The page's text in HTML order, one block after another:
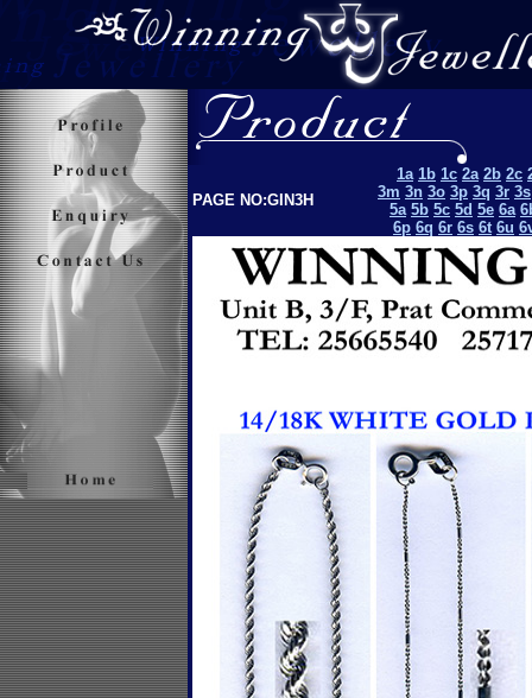
PAGE NO:GIN3H
1a 1b 1c 2a 2b 2c
3m 3n 3o 3p 3q 3r 3s
5a 5b 5c 5d 5e 6a
6p 6q 6r 6s 6t 6u